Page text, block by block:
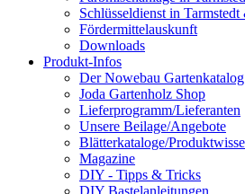
Schlüsseldienst in
Fördermittelauskunft
Downloads
Produkt-Infos
Der Nowebau Gartenkatalog
Joda Gartenholz Shop
Lieferprogramm/Lieferanten
Unsere Beilage/Angebote
Blätterkataloge/
Magazine
DIY - Tipps & Tricks
DIY Bastelanleitungen